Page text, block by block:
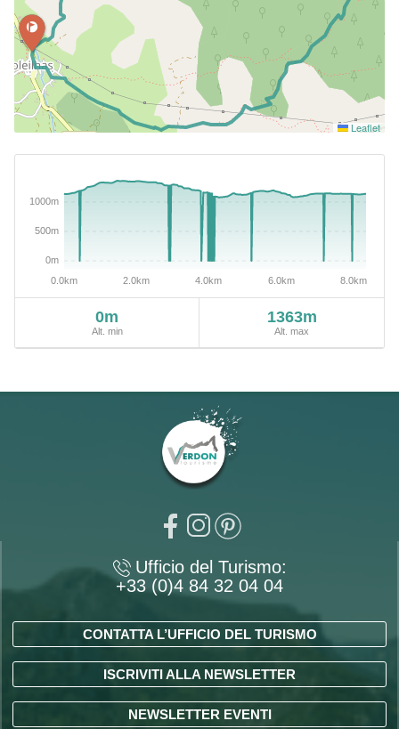
Leaflet
0m
Alt. min
1363m
Alt. max
Ufficio del Turismo:
+33 (0)4 84 32 04 04
CONTATTA L’UFFICIO DEL TURISMO
ISCRIVITI ALLA NEWSLETTER
NEWSLETTER EVENTI